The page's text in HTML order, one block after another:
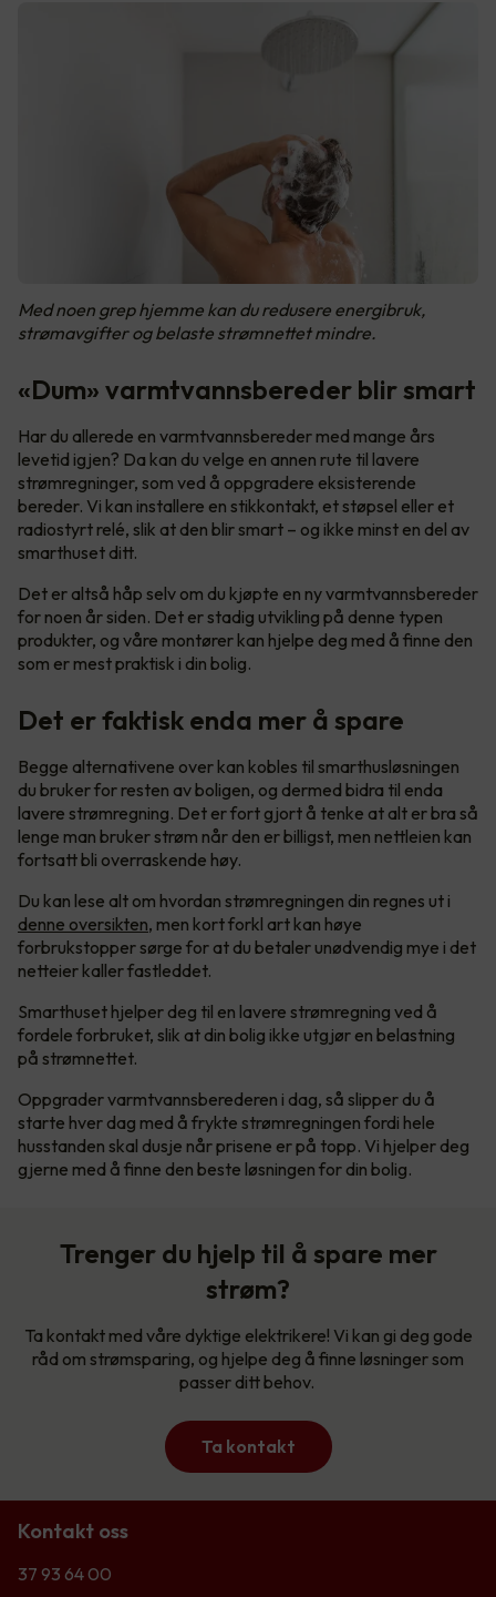
Med noen grep hjemme kan du redusere energibruk,
strømavgifter og belaste strømnettet mindre.
«Dum» varmtvannsbereder blir smart
Har du allerede en varmtvannsbereder med mange års
levetid igjen? Da kan du velge en annen rute til lavere
strømregninger, som ved å oppgradere eksisterende
bereder. Vi kan installere en stikkontakt, et støpsel eller et
radiostyrt relé, slik at den blir smart – og ikke minst en del av
smarthuset ditt.
Det er altså håp selv om du kjøpte en ny varmtvannsbereder
for noen år siden. Det er stadig utvikling på denne typen
produkter, og våre montører kan hjelpe deg med å finne den
som er mest praktisk i din bolig.
Det er faktisk enda mer å spare
Begge alternativene over kan kobles til smarthusløsningen
du bruker for resten av boligen, og dermed bidra til enda
lavere strømregning. Det er fort gjort å tenke at alt er bra så
lenge man bruker strøm når den er billigst, men nettleien kan
fortsatt bli overraskende høy.
Du kan lese alt om hvordan strømregningen din regnes ut i
denne oversikten, men kort forkl art kan høye
forbrukstopper sørge for at du betaler unødvendig mye i det
netteier kaller fastleddet.
Smarthuset hjelper deg til en lavere strømregning ved å
fordele forbruket, slik at din bolig ikke utgjør en belastning
på strømnettet.
Oppgrader varmtvannsberederen i dag, så slipper du å
starte hver dag med å frykte strømregningen fordi hele
husstanden skal dusje når prisene er på topp. Vi hjelper deg
gjerne med å finne den beste løsningen for din bolig.
Trenger du hjelp til å spare mer
strøm?
Ta kontakt med våre dyktige elektrikere! Vi kan gi deg gode
råd om strømsparing, og hjelpe deg å finne løsninger som
passer ditt behov.
Ta kontakt
Kontakt oss
37 93 64 00